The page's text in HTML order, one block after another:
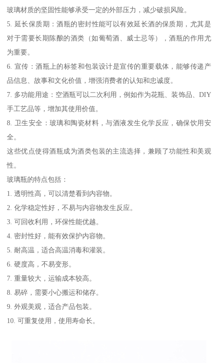
玻璃材质的坚固性能够承受一定的外部压力，减少破损风险。
5. 延长保质期：酒瓶的密封性能可以有效延长酒的保质期，尤其是
对于需要长期陈酿的酒类（如葡萄酒、威士忌等），酒瓶的作用尤
为重要。
6. 宣传：酒瓶上的标签和包装设计是宣传的重要载体，能够传递产
品信息、故事和文化价值，增强消费者的认知和忠诚度。
7. 多功能用途：空酒瓶可以二次利用，例如作为花瓶、装饰品、DIY
手工艺品等，增加其使用价值。
8. 卫生安全：玻璃和陶瓷材料，与酒液发生化学反应，确保饮用安
全。
这些优点使得酒瓶成为酒类包装的主流选择，兼顾了功能性和美观
性。
玻璃瓶的特点包括：
1. 透明性高，可以清楚看到内容物。
2. 化学稳定性好，不易与内容物发生反应。
3. 可回收利用，环保性能优越。
4. 密封性好，能有效保护内容物。
5. 耐高温，适合高温消毒和灌装。
6. 硬度高，不易变形。
7. 重量较大，运输成本较高。
8. 易碎，需要小心搬运和储存。
9. 外观美观，适合产品包装。
10. 可重复使用，使用寿命长。